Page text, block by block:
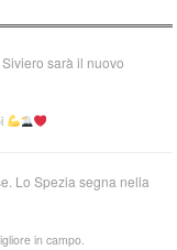
sarà il nuovo
Lo Spezia segna nella
in campo.